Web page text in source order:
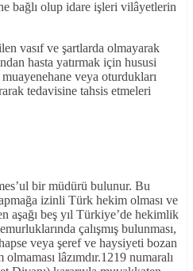
bağlı olup idare işleri vilâyetlerin
vasıf ve şartlarda olmayarak
hasta yatırmak için hususi
veya oturdukları
tedavisine tahsis etmeleri
bir müdürü bulunur. Bu
izinli Türk hekim olması ve
aşağı beş yıl Türkiye’de hekimlik
çalışmış bulunması,
veya şeref ve haysiyeti bozan
lâzımdır.1219 numaralı